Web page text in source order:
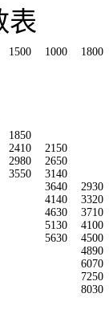
表
1500 1000
1800
1850
2410
2150
2980
2650
3550
3140
3640
2930
4140
3320
4630
3710
5130
4100
5630
4500
4890
6070
7250
8030